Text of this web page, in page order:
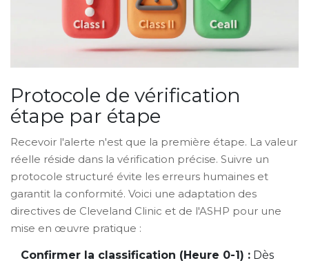
Protocole de vérification
étape par étape
Recevoir l'alerte n'est que la première étape. La valeur
réelle réside dans la vérification précise. Suivre un
protocole structuré évite les erreurs humaines et
garantit la conformité. Voici une adaptation des
directives de Cleveland Clinic et de l'ASHP pour une
mise en œuvre pratique :
Confirmer la classification (Heure 0-1) : Dès